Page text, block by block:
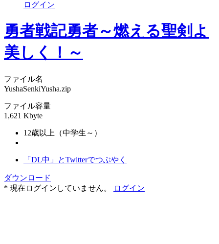
ログイン
勇者戦記勇者～燃える聖剣よ
美しく！～
ファイル名
YushaSenkiYusha.zip
ファイル容量
1,621 Kbyte
12歳以上（中学生～）
「DL中」とTwitterでつぶやく
ダウンロード
* 現在ログインしていません。
ログイン